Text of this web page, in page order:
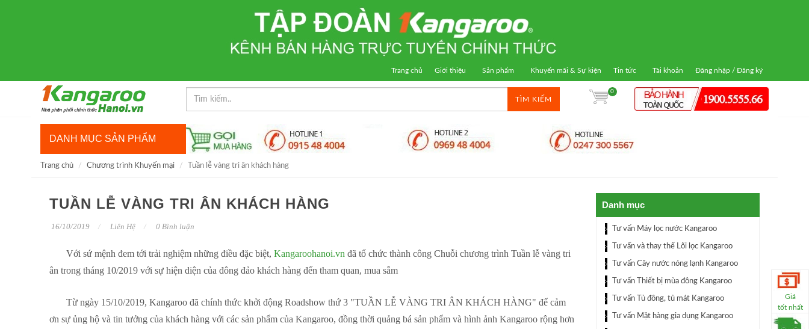
Giá
tốt nhất
Trang chủ Giới thiệu Sản phẩm Khuyến mãi & Sự kiện Tin tức Tài khoản Đăng nhập / Đăng ký
TÌM KIẾM
0
DANH MỤC SẢN PHẨM
Trang chủ Chương trình Khuyến mại Tuần lễ vàng tri ân khách hàng
TUẦN LỄ VÀNG TRI ÂN KHÁCH HÀNG
16/10/2019 Liên Hệ 0 Bình luận
Với sứ mệnh đem tới trải nghiệm những điều đặc biệt, Kangaroohanoi.vn đã tổ chức thành công Chuỗi chương trình Tuần lễ vàng tri
ân trong tháng 10/2019 với sự hiện diện của đông đảo khách hàng đến tham quan, mua sắm
Từ ngày 15/10/2019, Kangaroo đã chính thức khởi động Roadshow thứ 3 "TUẦN LỄ VÀNG TRI ÂN KHÁCH HÀNG" để cảm
ơn sự ủng hộ và tin tưởng của khách hàng với các sản phẩm của Kangaroo, đồng thời quảng bá sản phẩm và hình ảnh Kangaroo rộng hơn
Danh mục
Tư vấn Máy lọc nước Kangaroo
Tư vấn và thay thế Lõi lọc Kangaroo
Tư vấn Cây nước nóng lạnh Kangaroo
Tư vấn Thiết bị mùa đông Kangaroo
Tư vấn Tủ đông, tủ mát Kangaroo
Tư vấn Mặt hàng gia dụng Kangaroo